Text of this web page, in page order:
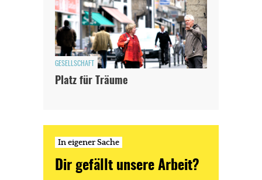
GESELLSCHAFT
Platz für Träume
In eigener Sache
Dir gefällt unsere Arbeit?